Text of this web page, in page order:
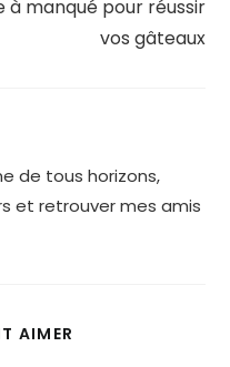
manqué pour réussir
vos gâteaux
de tous horizons,
et retrouver mes amis
AIMER